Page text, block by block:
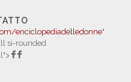
enciclopediadelledonne"
si-rounded